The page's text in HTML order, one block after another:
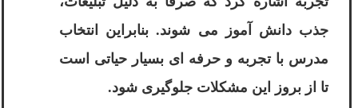
جذب دانش آموز می شوند. بنابراین انتخاب
مدرس با تجربه و حرفه ای بسیار حیاتی است
تا از بروز این مشکلات جلوگیری شود.